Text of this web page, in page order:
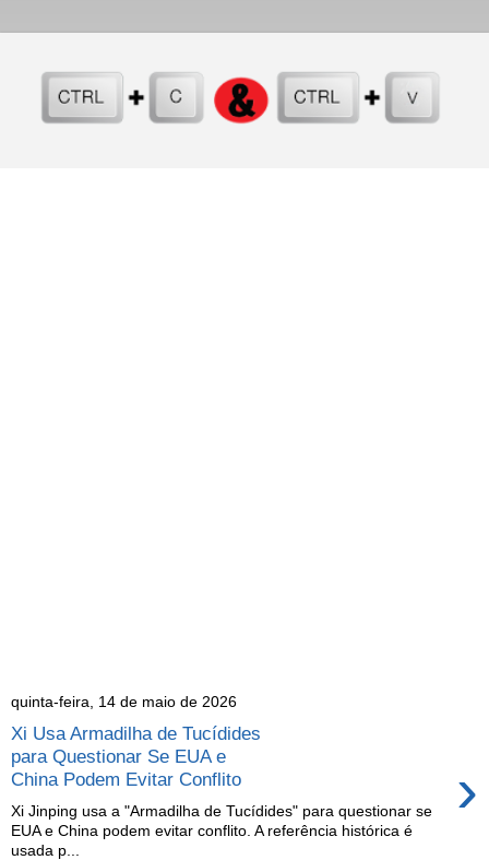
quinta-feira, 14 de maio de 2026
Xi Usa Armadilha de Tucídides
para Questionar Se EUA e
China Podem Evitar Conflito
›
Xi Jinping usa a "Armadilha de Tucídides" para questionar se
EUA e China podem evitar conflito. A referência histórica é
usada p...